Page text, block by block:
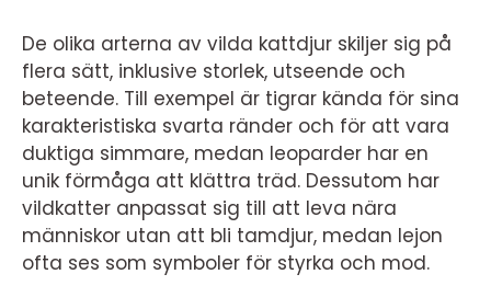
De olika arterna av vilda kattdjur skiljer sig på
flera sätt, inklusive storlek, utseende och
beteende. Till exempel är tigrar kända för sina
karakteristiska svarta ränder och för att vara
duktiga simmare, medan leoparder har en
unik förmåga att klättra träd. Dessutom har
vildkatter anpassat sig till att leva nära
människor utan att bli tamdjur, medan lejon
ofta ses som symboler för styrka och mod.